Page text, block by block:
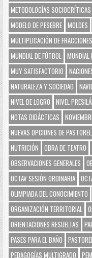
METODOLOGÍAS
MODELO DE PESEBRE MOLDES
MULTIPLICACIÓN DE FRACCIONES
MUNDIAL DE FÚTBOL MUNDIAL
MUY SATISFACTORIO
NATURALEZA Y SOCIEDAD
NIVEL DE LOGRO
NIVEL
NOTAS DIDÁCTICAS
NUEVAS OPCIONES DE
NUTRICIÓN
OBRA DE TEATRO
OBSERVACIONES GENERALES
OCTAV SESIÓN ORDINARIA
OLIMPIADA DEL CONOCIMIENTO
ORGANIZACIÓN TERRITORIAL
ORIENTACIONES RESUELTAS
PASES PARA EL BAÑO
PEDAGOGÍAS MULTIGRADO